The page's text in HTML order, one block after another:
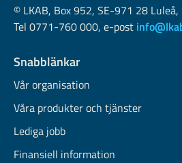
© LKAB, Box 952, SE-971 28 Luleå,
Tel 0771-760 000, e-post
Snabblänkar
Vår organisation
Våra produkter och tjänster
Lediga jobb
Finansiell information